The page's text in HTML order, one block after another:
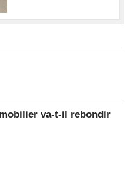
va-t-il rebondir